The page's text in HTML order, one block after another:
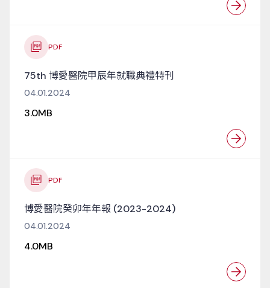
PDF
75th 博愛醫院甲辰年就職典禮特刊
04.01.2024
3.0MB
PDF
博愛醫院癸卯年年報 (2023-2024)
04.01.2024
4.0MB